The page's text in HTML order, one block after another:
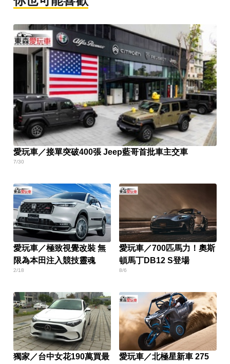
愛玩車／接單突破400張 Jeep藍哥首批車主交車
7/30
愛玩車／極致視覺改裝 無
限為本田注入競技靈魂
2/18
愛玩車／700匹馬力！奧斯
頓馬丁DB12 S登場
8/6
獨家／台中女花190萬買最
愛玩車／北極星新車 275